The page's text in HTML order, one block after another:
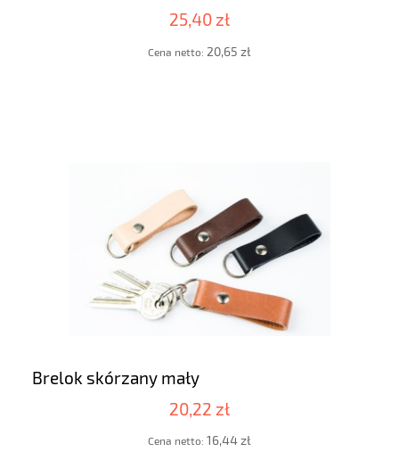
25,40 zł
Cena netto: 20,65 zł
Brelok skórzany mały
20,22 zł
Cena netto: 16,44 zł